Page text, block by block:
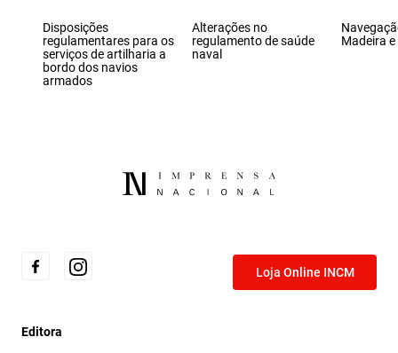
Disposições
regulamentares para os
serviços de artilharia a
bordo dos navios
armados
Alterações no
regulamento de saúde
naval
Madeira
Loja Online INCM
Editora